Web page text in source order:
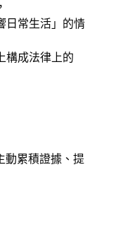
日常生活」的情
構成法律上的
動累積證據、提